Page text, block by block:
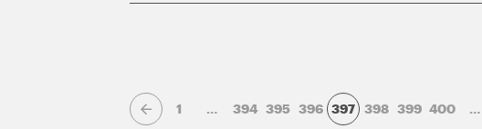
1 … 394 395 396 397 398 399 400 …